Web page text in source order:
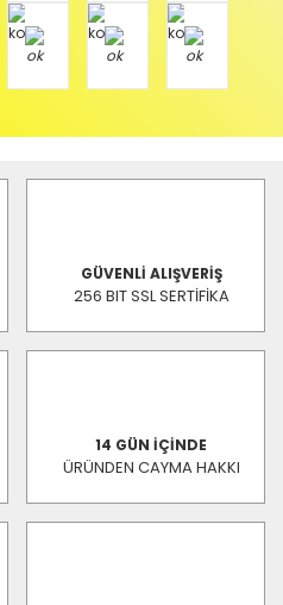
GÜVENLİ ALIŞVERİŞ
256 BIT SSL SERTİFİKA
14 GÜN İÇİNDE
ÜRÜNDEN CAYMA HAKKI